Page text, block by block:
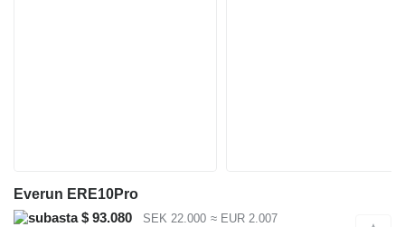
Everun ERE10Pro
$ 93.080
SEK 22.000 ≈ EUR 2.007